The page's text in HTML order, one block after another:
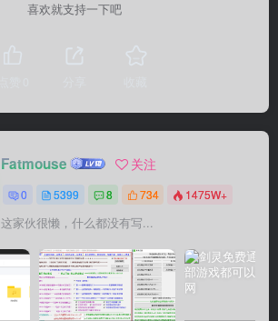
喜欢就支持一下吧
Fatmouse 关注
0 5399 8 734 1475W+
这家伙很懒，什么都没有写...